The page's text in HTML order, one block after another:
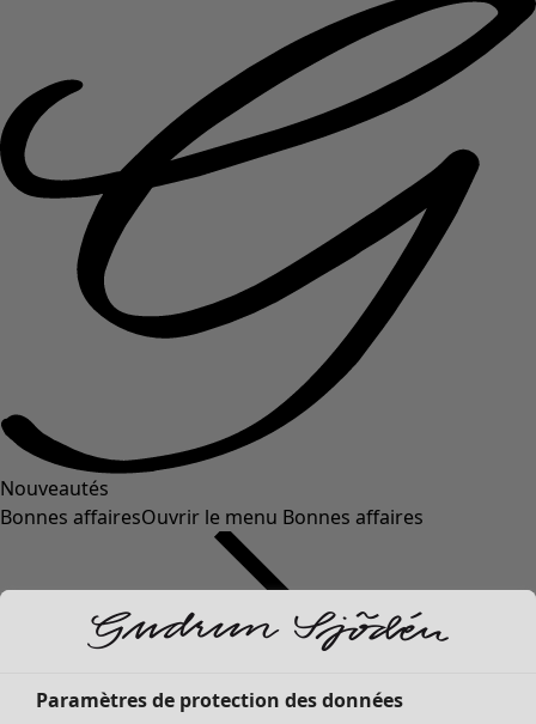
Nouveautés
Bonnes affairesOuvrir le menu Bonnes affaires
Paramètres de protection des données